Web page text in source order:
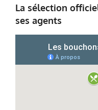
La sélection
ses agents